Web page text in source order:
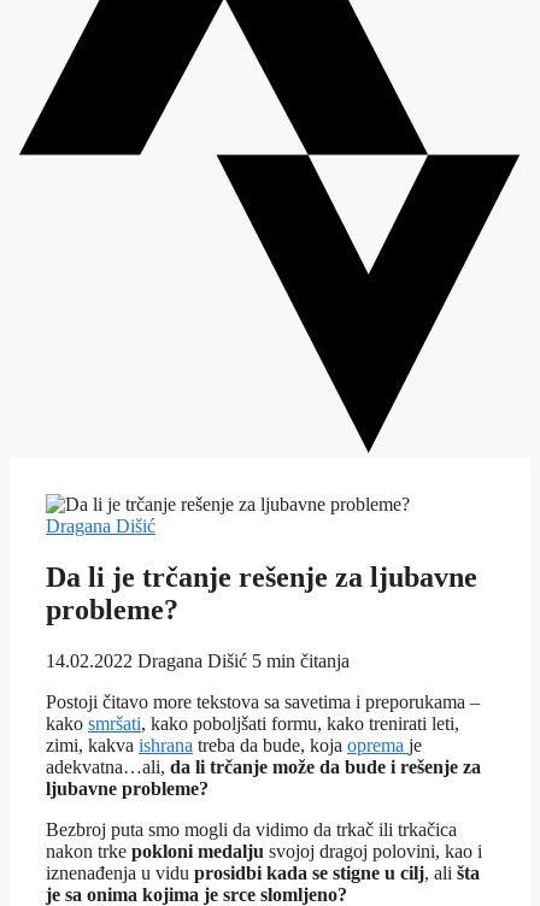
Dragana Dišić
Da li je trčanje rešenje za ljubavne
probleme?
14.02.2022 Dragana Dišić 5 min čitanja
Postoji čitavo more tekstova sa savetima i preporukama –
kako smršati, kako poboljšati formu, kako trenirati leti,
zimi, kakva ishrana treba da bude, koja oprema je
adekvatna…ali, da li trčanje može da bude i rešenje za
ljubavne probleme?
Bezbroj puta smo mogli da vidimo da trkač ili trkačica
nakon trke pokloni medalju svojoj dragoj polovini, kao i
iznenađenja u vidu prosidbi kada se stigne u cilj, ali šta
je sa onima kojima je srce slomljeno?